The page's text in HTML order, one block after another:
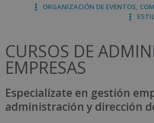
ORGANIZACIÓN DE EVENTOS,
CURSOS DE
EMPRESAS
Especialízate en gestión
administración y dirección